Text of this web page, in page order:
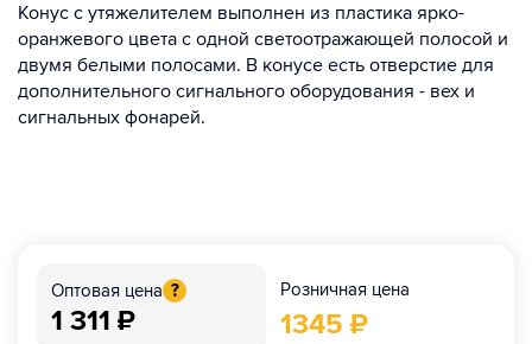
Конус с утяжелителем выполнен из пластика ярко-
оранжевого цвета с одной светоотражающей полосой и
двумя белыми полосами. В конусе есть отверстие для
дополнительного сигнального оборудования - вех и
сигнальных фонарей.
Оптовая цена ?
1 311 ₽
Розничная цена
1345 ₽